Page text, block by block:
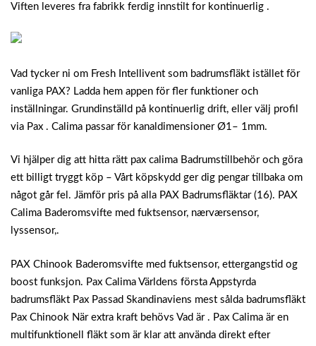
Viften leveres fra fabrikk ferdig innstilt for kontinuerlig .
Vad tycker ni om Fresh Intellivent som badrumsfläkt istället för
vanliga PAX? Ladda hem appen för fler funktioner och
inställningar. Grundinställd på kontinuerlig drift, eller välj profil
via Pax . Calima passar för kanaldimensioner Ø1– 1mm.
Vi hjälper dig att hitta rätt pax calima Badrumstillbehör och göra
ett billigt tryggt köp – Vårt köpskydd ger dig pengar tillbaka om
något går fel. Jämför pris på alla PAX Badrumsfläktar (16). PAX
Calima Baderomsvifte med fuktsensor, nærværsensor,
lyssensor,.
PAX Chinook Baderomsvifte med fuktsensor, ettergangstid og
boost funksjon. Pax Calima Världens första Appstyrda
badrumsfläkt Pax Passad Skandinaviens mest sålda badrumsfläkt
Pax Chinook När extra kraft behövs Vad är . Pax Calima är en
multifunktionell fläkt som är klar att använda direkt efter